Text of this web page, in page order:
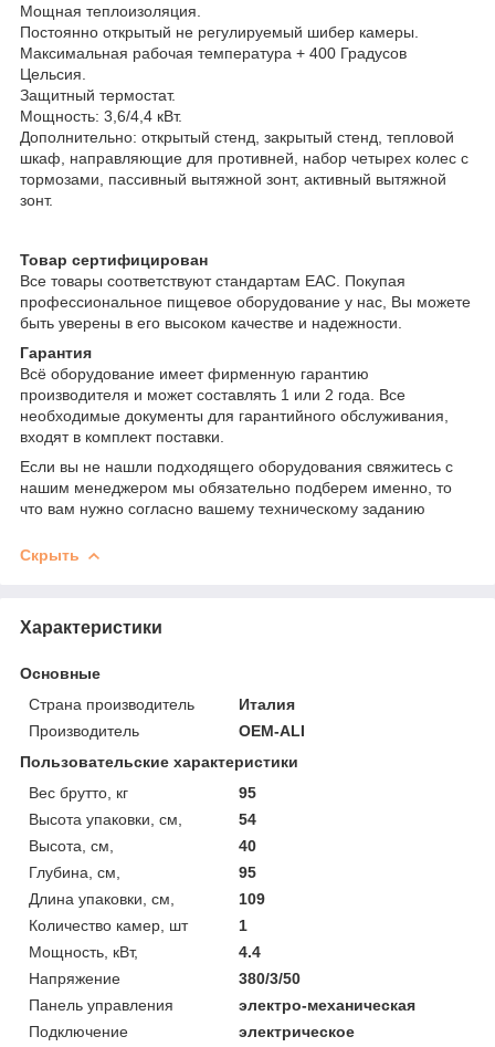
Мощная теплоизоляция.
Постоянно открытый не регулируемый шибер камеры.
Максимальная рабочая температура + 400 Градусов
Цельсия.
Защитный термостат.
Мощность: 3,6/4,4 кВт.
Дополнительно: открытый стенд, закрытый стенд, тепловой
шкаф, направляющие для противней, набор четырех колес с
тормозами, пассивный вытяжной зонт, активный вытяжной
зонт.
Товар сертифицирован
Все товары соответствуют стандартам EAC. Покупая
профессиональное пищевое оборудование у нас, Вы можете
быть уверены в его высоком качестве и надежности.
Гарантия
Всё оборудование имеет фирменную гарантию
производителя и может составлять 1 или 2 года. Все
необходимые документы для гарантийного обслуживания,
входят в комплект поставки.
Если вы не нашли подходящего оборудования свяжитесь с
нашим менеджером мы обязательно подберем именно, то
что вам нужно согласно вашему техническому заданию
Скрыть
Характеристики
Основные
Страна производитель
Италия
Производитель
OEM-ALI
Пользовательские характеристики
Вес брутто, кг
95
Высота упаковки, см,
54
Высота, см,
40
Глубина, см,
95
Длина упаковки, см,
109
Количество камер, шт
1
Мощность, кВт,
4.4
Напряжение
380/3/50
Панель управления
электро-механическая
Подключение
электрическое